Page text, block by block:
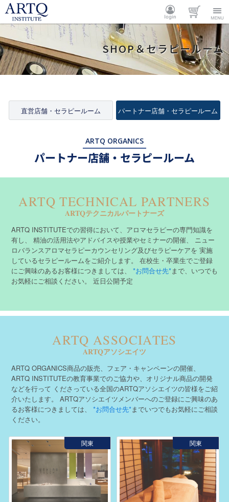
ARTQ
INSTITUTE
Menu
カート
ログイ
ン
SHOP＆セラピールーム
直営店舗・セラピールーム パートナー店舗・セラピールーム
ARTQ ORGANICS
パートナー店舗・セラピールーム
ARTQ TECHNICAL PARTNERS
ARTQテクニカルパートナーズ
ARTQ INSTITUTEでの習得において、アロマセラピーの専門知識を
有し、
精油の活用法やアドバイスや授業やセミナーの開催、
ニュー
ロバランスアロマセラピーカウンセリング及びセラピーケアを 実施
しているセラピールームをご紹介します。
在校生・卒業生でご登録
にご興味のあるお客様につきましては、
*お問合せ先*まで、いつでも
お気軽にご相談ください。
近日公開予定
ARTQ ASSOCIATES
ARTQアソシエイツ
ARTQ ORGANICS商品の販売、フェア・キャンペーンの開催、
ARTQ INSTITUTEの教育事業でのご協力や、オリジナル商品の開発
などを行って くださっている全国のARTQアソシエイツの皆様をご紹
介いたします。
ARTQアソシエイツメンバーへのご登録にご興味のあ
るお客様につきましては、
*お問合せ先*までいつでもお気軽にご相談
ください。
関東 関東